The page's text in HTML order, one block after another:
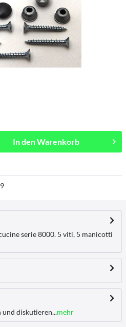
In denWarenkorb
serie 8000. 5 viti, 5 manicotti
und diskutieren...mehr